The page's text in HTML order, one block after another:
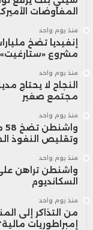
المفاوضات
منذ يوم واحد
إنفيديا تضخ
مشروع «ستارغيت»
منذ يوم واحد
مجتمع صغير
منذ يوم واحد
وتقليص النفوذ
منذ يوم واحد
واشنطن تراهن
السكانديوم
منذ يوم واحد
من التذاكر إلى
إمبراطوريات